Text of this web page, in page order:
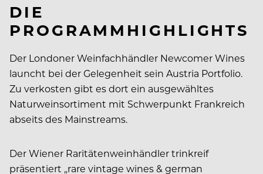
DIE
PROGRAMMHIGHLIGHTS
Der Londoner Weinfachhändler Newcomer Wines
launcht bei der Gelegenheit sein Austria Portfolio.
Zu verkosten gibt es dort ein ausgewähltes
Naturweinsortiment mit Schwerpunkt Frankreich
abseits des Mainstreams.
Der Wiener Raritätenweinhändler trinkreif
präsentiert „rare vintage wines & german